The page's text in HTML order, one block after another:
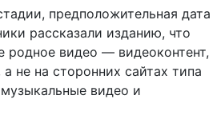
предположительная дата
рассказали изданию, что
родное видео — видеоконтент,
не на сторонних сайтах типа
видео и